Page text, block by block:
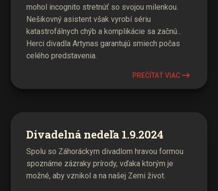
mohol incognito stretnúť so svojou milenkou.
Nešikovný asistent však vyrobí sériu
katastrofálnych chýb a komplikácie sa začnú...
Herci divadla Artynas garantujú smiech počas
celého predstavenia.
PREČÍTAŤ VIAC
Divadelná nedeľa 1.9.2024
Spolu so Záhoráckym divadlom hravou formou
spoznáme zázraky prírody, vďaka ktorým je
možné, aby vznikol a na našej Zemi život.